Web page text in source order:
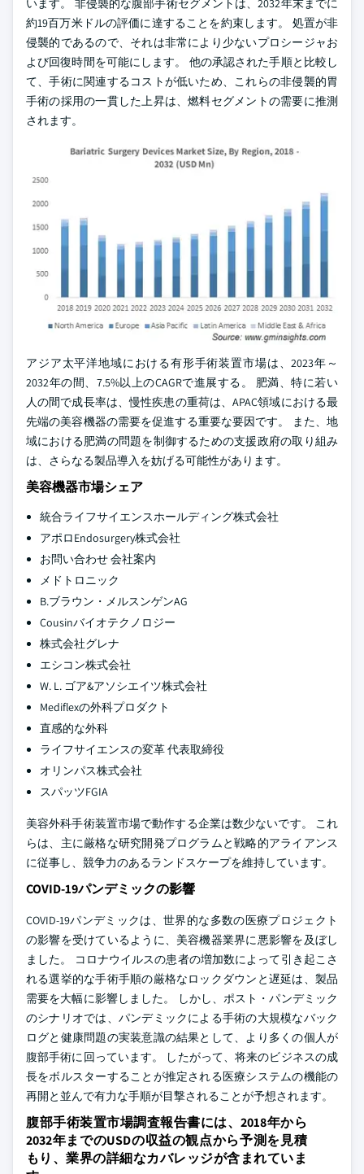
います。 非侵襲的な腹部手術セグメントは、2032年末までに
約19百万米ドルの評価に達することを約束します。 処置が非
侵襲的であるので、それは非常により少ないプロシージャお
よび回復時間を可能にします。 他の承認された手順と比較し
て、手術に関連するコストが低いため、これらの非侵襲的胃
手術の採用の一貫した上昇は、燃料セグメントの需要に推測
されます。
アジア太平洋地域における有形手術装置市場は、2023年～
2032年の間、7.5%以上のCAGRで進展する。 肥満、特に若い
人の間で成長率は、慢性疾患の重荷は、APAC領域における最
先端の美容機器の需要を促進する重要な要因です。 また、地
域における肥満の問題を制御するための支援政府の取り組み
は、さらなる製品導入を妨げる可能性があります。
美容機器市場シェア
統合ライフサイエンスホールディング株式会社
アポロEndosurgery株式会社
お問い合わせ 会社案内
メドトロニック
B.ブラウン・メルスンゲンAG
Cousinバイオテクノロジー
株式会社グレナ
エシコン株式会社
W. L. ゴア&アソシエイツ株式会社
Mediflexの外科プロダクト
直感的な外科
ライフサイエンスの変革 代表取締役
オリンパス株式会社
スパッツFGIA
美容外科手術装置市場で動作する企業は数少ないです。 これ
らは、主に厳格な研究開発プログラムと戦略的アライアンス
に従事し、競争力のあるランドスケープを維持しています。
COVID-19パンデミックの影響
COVID-19パンデミックは、世界的な多数の医療プロジェクト
の影響を受けているように、美容機器業界に悪影響を及ぼし
ました。 コロナウイルスの患者の増加数によって引き起こさ
れる選挙的な手術手順の厳格なロックダウンと遅延は、製品
需要を大幅に影響しました。 しかし、ポスト・パンデミック
のシナリオでは、パンデミックによる手術の大規模なバック
ログと健康問題の実装意識の結果として、より多くの個人が
腹部手術に回っています。 したがって、将来のビジネスの成
長をボルスターすることが推定される医療システムの機能の
再開と並んで有力な手順が目撃されることが予想されます。
腹部手術装置市場調査報告書には、2018年から
2032年までのUSDの収益の観点から予測を見積
もり、業界の詳細なカバレッジが含まれていま